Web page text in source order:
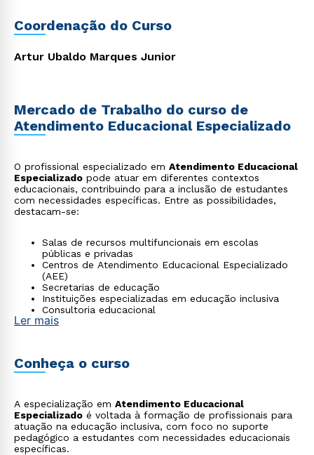
Coordenação do Curso
Artur Ubaldo Marques Junior
Mercado de Trabalho do curso de
Atendimento Educacional Especializado
O profissional especializado em Atendimento Educacional
Especializado pode atuar em diferentes contextos
educacionais, contribuindo para a inclusão de estudantes
com necessidades específicas. Entre as possibilidades,
destacam-se:
Salas de recursos multifuncionais em escolas
públicas e privadas
Centros de Atendimento Educacional Especializado
(AEE)
Secretarias de educação
Instituições especializadas em educação inclusiva
Consultoria educacional
Assessoria a famílias
Ler mais
Conheça o curso
A especialização em Atendimento Educacional
Especializado é voltada à formação de profissionais para
atuação na educação inclusiva, com foco no suporte
pedagógico a estudantes com necessidades educacionais
específicas.